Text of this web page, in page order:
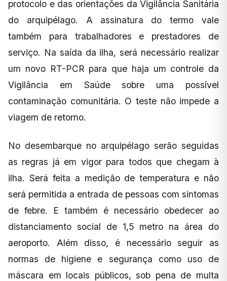
protocolo e das orientações da Vigilância Sanitária
do arquipélago. A assinatura do termo vale
também para trabalhadores e prestadores de
serviço. Na saída da ilha, será necessário realizar
um novo RT-PCR para que haja um controle da
Vigilância em Saúde sobre uma possível
contaminação comunitária. O teste não impede a
viagem de retorno.
No desembarque no arquipélago serão seguidas
as regras já em vigor para todos que chegam à
ilha. Será feita a medição de temperatura e não
será permitida a entrada de pessoas com sintomas
de febre. E também é necessário obedecer ao
distanciamento social de 1,5 metro na área do
aeroporto. Além disso, é necessário seguir as
normas de higiene e segurança como uso de
máscara em locais públicos, sob pena de multa